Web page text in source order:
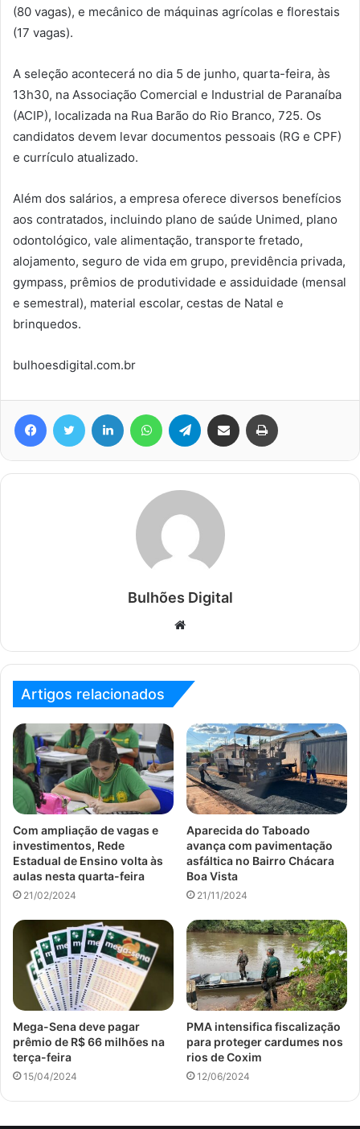
(80 vagas), e mecânico de máquinas agrícolas e florestais
(17 vagas).
A seleção acontecerá no dia 5 de junho, quarta-feira, às
13h30, na Associação Comercial e Industrial de Paranaíba
(ACIP), localizada na Rua Barão do Rio Branco, 725. Os
candidatos devem levar documentos pessoais (RG e CPF)
e currículo atualizado.
Além dos salários, a empresa oferece diversos benefícios
aos contratados, incluindo plano de saúde Unimed, plano
odontológico, vale alimentação, transporte fretado,
alojamento, seguro de vida em grupo, previdência privada,
gympass, prêmios de produtividade e assiduidade (mensal
e semestral), material escolar, cestas de Natal e
brinquedos.
bulhoesdigital.com.br
FacebookTwitter Linkedin WhatsAppTelegram Compartilhar via e-mail
Bulhões Digital
Website
Artigos relacionados
Com ampliação de vagas e
investimentos, Rede
Estadual de Ensino volta às
aulas nesta quarta-feira
21/02/2024
Aparecida do Taboado
avança com pavimentação
asfáltica no Bairro Chácara
Boa Vista
21/11/2024
Mega-Sena deve pagar
prêmio de R$ 66 milhões na
terça-feira
15/04/2024
PMA intensifica fiscalização
para proteger cardumes nos
rios de Coxim
12/06/2024